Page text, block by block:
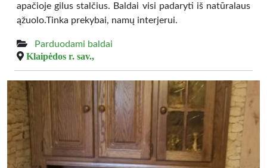
apačioje gilus stalčius. Baldai visi padaryti iš natūralaus
ąžuolo.Tinka prekybai, namų interjerui.
Parduodami baldai
Klaipėdos r. sav.,